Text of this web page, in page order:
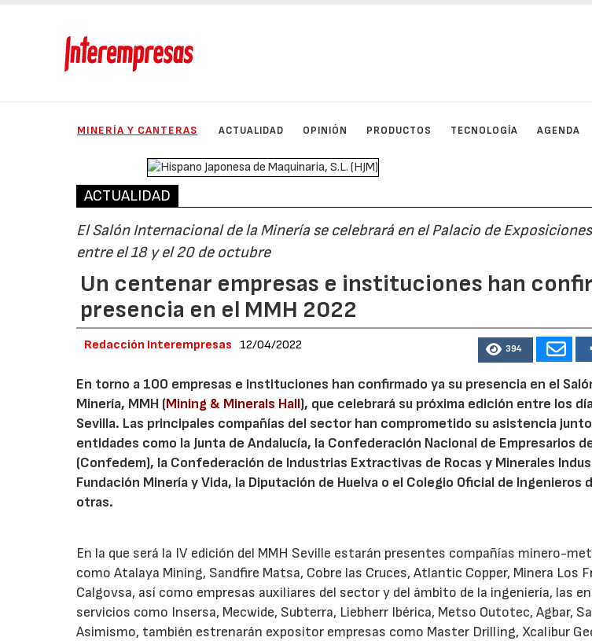
MINERÍA Y CANTERAS ACTUALIDAD OPINIÓN PRODUCTOS TECNOLOGÍA AGENDA
ACTUALIDAD
El Salón Internacional de la Minería se celebrará en el Palacio de
entre el 18 y el 20 de octubre
Un centenar empresas e instituciones han
presencia en el MMH 2022
Redacción Interempresas 12/04/2022 394
En torno a 100 empresas e instituciones han confirmado ya su presencia en el
Minería, MMH (Mining & Minerals Hall), que celebrará su próxima edición entre los
Sevilla. Las principales compañías del sector han comprometido su asistencia
entidades como la Junta de Andalucía, la Confederación Nacional de Empresarios
(Confedem), la Confederación de Industrias Extractivas de Rocas y Minerales
Fundación Minería y Vida, la Diputación de Huelva o el Colegio Oficial de Ingenieros
otras.
En la que será la IV edición del MMH Seville estarán presentes compañías minero-
como Atalaya Mining, Sandfire Matsa, Cobre las Cruces, Atlantic Copper, Minera Los
Calgovsa, así como empresas auxiliares del sector y del ámbito de la ingeniería, las
servicios como Insersa, Mecwide, Subterra, Liebherr Ibérica, Metso Outotec, Agbar,
Asimismo, también estrenarán expositor empresas como Master Drilling, Xcalibur